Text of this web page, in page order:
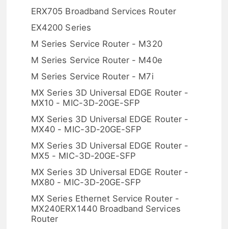
ERX705 Broadband Services Router
EX4200 Series
M Series Service Router - M320
M Series Service Router - M40e
M Series Service Router - M7i
MX Series 3D Universal EDGE Router -
MX10 - MIC-3D-20GE-SFP
MX Series 3D Universal EDGE Router -
MX40 - MIC-3D-20GE-SFP
MX Series 3D Universal EDGE Router -
MX5 - MIC-3D-20GE-SFP
MX Series 3D Universal EDGE Router -
MX80 - MIC-3D-20GE-SFP
MX Series Ethernet Service Router -
MX240ERX1440 Broadband Services
Router